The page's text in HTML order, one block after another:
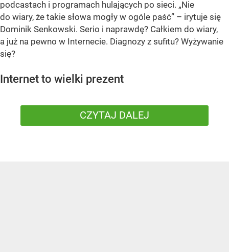
podcastach i programach hulających po sieci. „Nie
do wiary, że takie słowa mogły w ogóle paść” – irytuje się
Dominik Senkowski. Serio i naprawdę? Całkiem do wiary,
a już na pewno w Internecie. Diagnozy z sufitu? Wyżywanie
się?
Internet to wielki prezent
CZYTAJ DALEJ